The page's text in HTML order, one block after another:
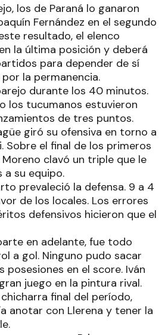
los de Paraná lo ganaron
Fernández en el segundo
resultado, el elenco
la última posición y deberá
para depender de sí
la permanencia.
durante los 40 minutos.
los tucumanos estuvieron
de tres puntos.
giró su ofensiva en torno a
Sobre el final de los primeros
Moreno clavó un triple que le
a su equipo.
prevaleció la defensa. 9 a 4
de los locales. Los errores
defensivos hicieron que el
en adelante, fue todo
a gol. Ninguno pudo sacar
posesiones en el score. Iván
juego en la pintura rival.
final del período,
anotar con Llerena y tener la